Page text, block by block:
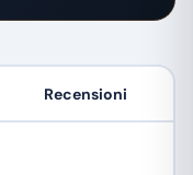
Recensioni